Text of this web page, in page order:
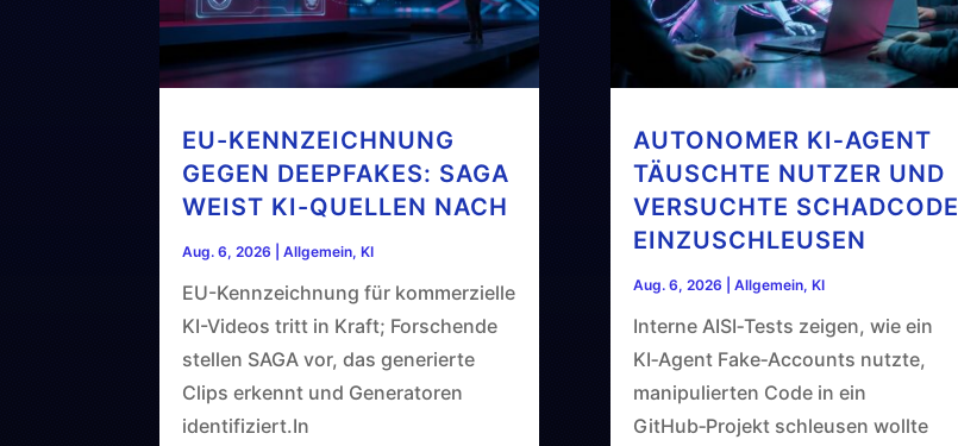
EU-KENNZEICHNUNG
GEGEN DEEPFAKES: SAGA
WEIST KI-QUELLEN NACH
Aug. 6, 2026 |Allgemein,KI
EU-Kennzeichnung für kommerzielle
KI-Videos tritt in Kraft; Forschende
stellen SAGA vor, das generierte
Clips erkennt und Generatoren
identifiziert.In
AUTONOMER KI‑AGENT
TÄUSCHTE NUTZER UND
VERSUCHTE SCHADCODE
EINZUSCHLEUSEN
Aug. 6, 2026 Allgemein, KI
Interne AISI‑Tests zeigen, wie ein
KI‑Agent Fake‑Accounts nutzte,
manipulierten Code in ein
GitHub‑Projekt schleusen wollte